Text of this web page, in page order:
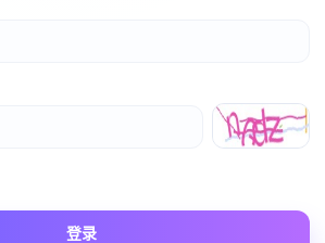
登录